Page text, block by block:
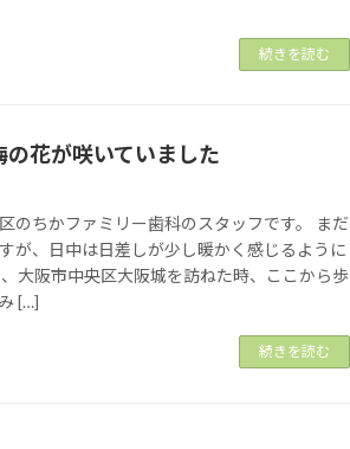
続きを読む
の花が咲いていました
のちかファミリー歯科のスタッフです。 まだ
が、日中は日差しが少し暖かく感じるように
大阪市中央区大阪城を訪ねた時、ここから歩
[…]
続きを読む